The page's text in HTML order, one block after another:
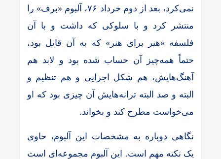
نمی‌کرد، بعد از دوم خرداد ۷۶، آلبوم «برف» را
منتشر کرد و با سلوکی که داشت و با آن
فلسفه «هنر برای هنر» که به آن قایل بود،
حتماً همه‌چیز آن حساب شده بود و لابد هم
آهنگ‌هایش، هم شکل اجرایی و هم تنظیم و
البته و صد البته ترانه‌هایش آن چیزی بود که او
می‌خواست مطرح کند و بخواند.
نگاهی دوباره به مشخصات این آلبوم، حاوی
یک نکته مهم است. این آلبوم مجموعه‌ای است